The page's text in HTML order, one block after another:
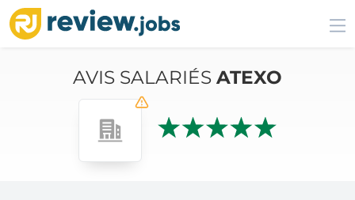
AVIS SALARIÉS ATEXO